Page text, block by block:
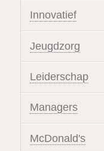
Innovatief
Jeugdzorg
Leiderschap
Managers
McDonald's